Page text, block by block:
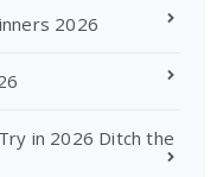
2026
in 2026 Ditch the